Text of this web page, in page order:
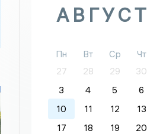
АВГУСТ
Пн Вт Ср Чт
27
28 29 30
3
4 5 6
10
11 12 13
17
18 19 20